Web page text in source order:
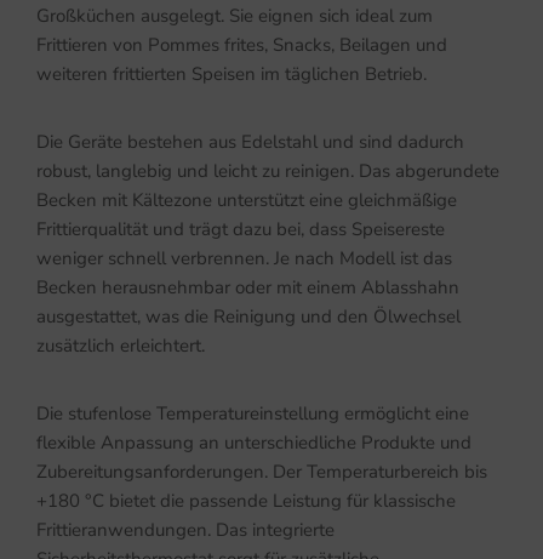
Großküchen ausgelegt. Sie eignen sich ideal zum
Frittieren von Pommes frites, Snacks, Beilagen und
weiteren frittierten Speisen im täglichen Betrieb.
Die Geräte bestehen aus Edelstahl und sind dadurch
robust, langlebig und leicht zu reinigen. Das abgerundete
Becken mit Kältezone unterstützt eine gleichmäßige
Frittierqualität und trägt dazu bei, dass Speisereste
weniger schnell verbrennen. Je nach Modell ist das
Becken herausnehmbar oder mit einem Ablasshahn
ausgestattet, was die Reinigung und den Ölwechsel
zusätzlich erleichtert.
Die stufenlose Temperatureinstellung ermöglicht eine
flexible Anpassung an unterschiedliche Produkte und
Zubereitungsanforderungen. Der Temperaturbereich bis
+180 °C bietet die passende Leistung für klassische
Frittieranwendungen. Das integrierte